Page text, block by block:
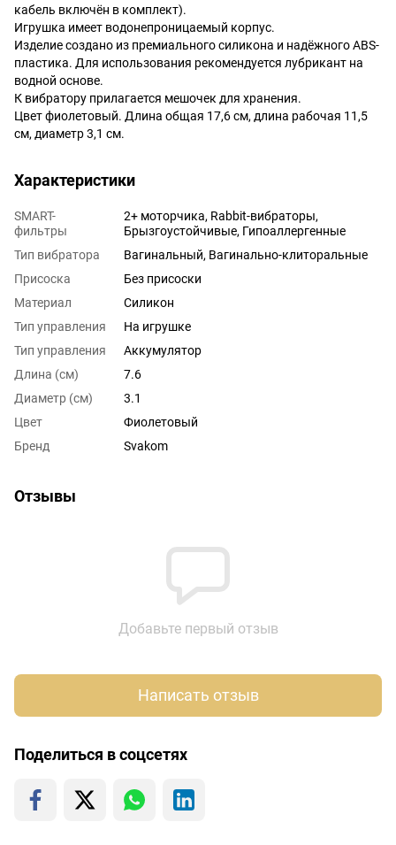
кабель включён в комплект).
Игрушка имеет водонепроницаемый корпус.
Изделие создано из премиального силикона и надёжного ABS-
пластика. Для использования рекомендуется лубрикант на
водной основе.
К вибратору прилагается мешочек для хранения.
Цвет фиолетовый. Длина общая 17,6 см, длина рабочая 11,5
см, диаметр 3,1 см.
Характеристики
SMART-
фильтры
2+ моторчика, Rabbit-вибраторы,
Брызгоустойчивые, Гипоаллергенные
Тип вибратора
Вагинальный, Вагинально-клиторальные
Присоска
Без присоски
Материал
Силикон
Тип управления
На игрушке
Тип управления
Аккумулятор
Длина (см)
7.6
Диаметр (см)
3.1
Цвет
Фиолетовый
Бренд
Svakom
Отзывы
Добавьте первый отзыв
Написать отзыв
Поделиться в соцсетях